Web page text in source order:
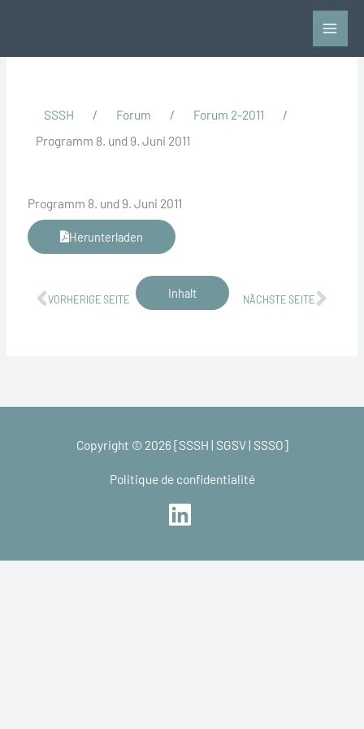
SSSH / Forum / Forum 2-2011
/
Programm 8. und 9. Juni 2011
Programm 8. und 9. Juni 2011
Herunterladen
Zurück
VORHERIGE SEITE NÄCHSTE SEITE
Inhalt
Copyright © 2026 [SSSH | SGSV | SSSO]
Politique de confidentialité